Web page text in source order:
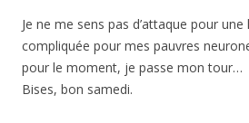
Je ne me sens pas d’attaque pour
compliquée pour mes pauvres
pour le moment, je passe mon tour…
Bises, bon samedi.